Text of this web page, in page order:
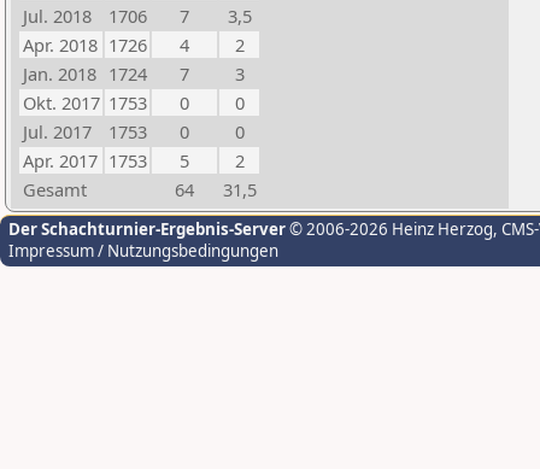
Jul. 2018
1706 7
3,5
Apr. 2018 1726 4
2
Jan. 2018 1724 7
3
Okt. 2017 1753 0
0
Jul. 2017
1753 0
0
Apr. 2017 1753 5
2
Gesamt
64 31,5
Der Schachturnier-Ergebnis-Server© 2006-2026 Heinz Herzog,
Impressum / Nutzungsbedingungen